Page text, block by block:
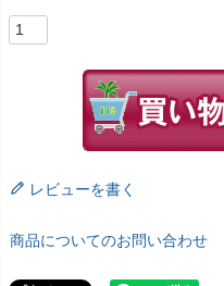
レビューを書く
商品についてのお問い合わせ